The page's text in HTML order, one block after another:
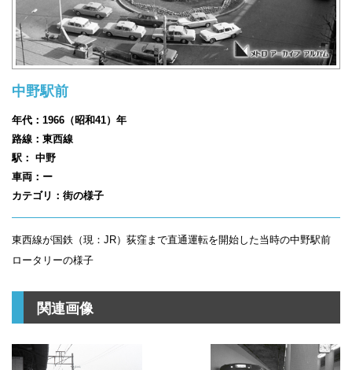
中野駅前
年代：1966（昭和41）年
路線：東西線
駅： 中野
車両：ー
カテゴリ：街の様子
東西線が国鉄（現：JR）荻窪まで直通運転を開始した当時の中野駅前
ロータリーの様子
関連画像